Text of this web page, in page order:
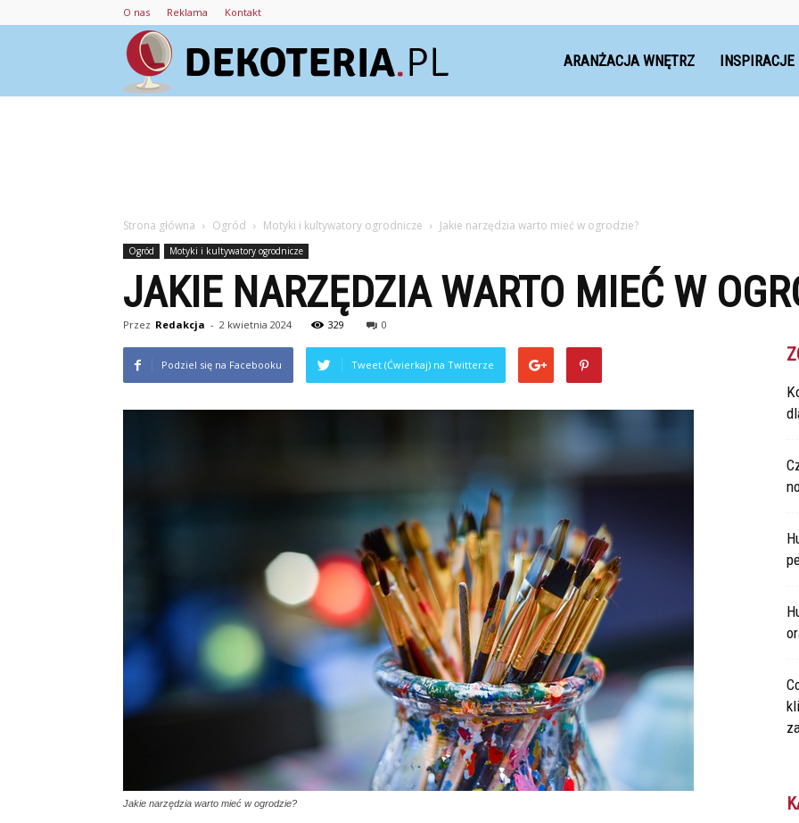
O nas Reklama Kontakt
ARANŻACJA WNĘTRZ INSPIRACJE
Strona główna Ogród Motyki i kultywatory ogrodnicze Jakie narzędzia warto mieć w ogrodzie?
Ogród Motyki i kultywatory ogrodnicze
JAKIE NARZĘDZIA WARTO MIEĆ W
Przez Redakcja - 2 kwietnia 2024 329 0
Podziel się na Facebooku Tweet (Ćwierkaj) na Twitterze
Jakie narzędzia warto mieć w ogrodzie?